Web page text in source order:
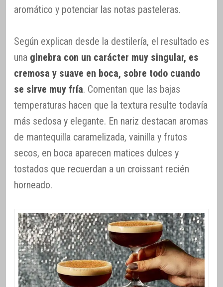
aromático y potenciar las notas pasteleras.
Según explican desde la destilería, el resultado es
una ginebra con un carácter muy singular, es
cremosa y suave en boca, sobre todo cuando
se sirve muy fría. Comentan que las bajas
temperaturas hacen que la textura resulte todavía
más sedosa y elegante. En nariz destacan aromas
de mantequilla caramelizada, vainilla y frutos
secos, en boca aparecen matices dulces y
tostados que recuerdan a un croissant recién
horneado.